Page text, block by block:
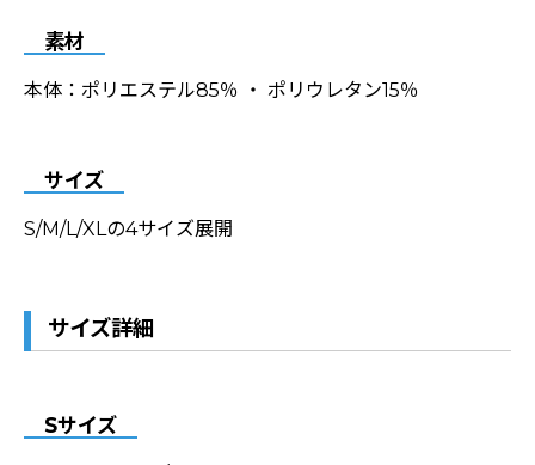
素材
本体：ポリエステル85％ ・ ポリウレタン15％
サイズ
S/M/L/XLの4サイズ展開
サイズ詳細
Sサイズ